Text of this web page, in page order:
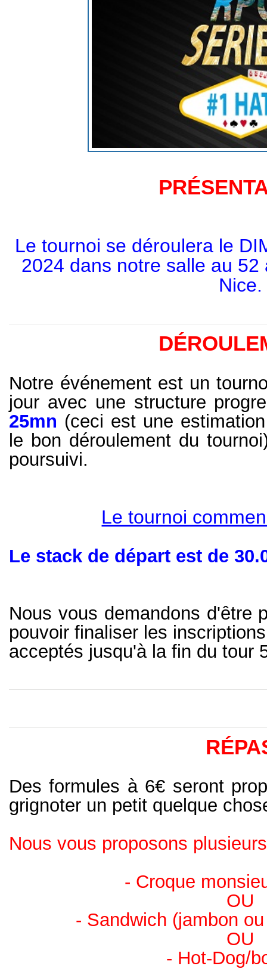
Le tournoi se déroulera le
2024 dans notre salle au
Nice.
Notre événement est un
jour avec une structure
25mn (ceci est une
le bon déroulement du
poursuivi.
Le tournoi
Le stack de départ est de
Nous vous demandons d'être
pouvoir finaliser les
acceptés jusqu'à la fin du tour
Des formules à 6€ seront
grignoter un petit quelque
Nous vous proposons
- Croque
OU
- Sandwich (jambon
OU
- Hot-Dog/